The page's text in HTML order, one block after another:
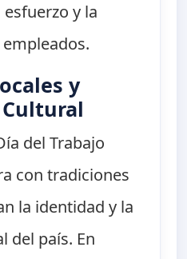
y la
y
del Trabajo
con tradiciones
la identidad y la
del país. En